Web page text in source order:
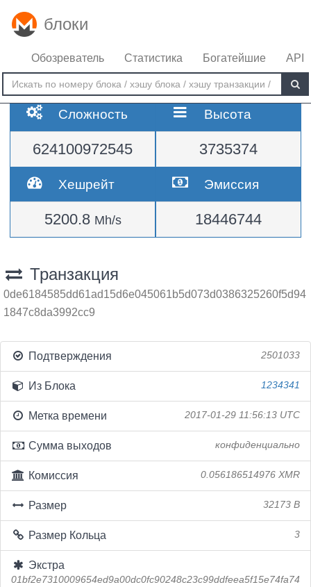
блоки
Обозреватель Статистика Богатейшие API
Сложность
624100972545
Высота
3735374
Хешрейт
5200.8 Mh/s
Эмиссия
18446744
Транзакция
0de6184585dd61ad15d6e045061b5d073d0386325260f5d94
1847c8da3992cc9
Подтверждения 2501033
Из Блока 1234341
Метка времени 2017-01-29 11:56:13 UTC
Сумма выходов конфиденциально
Комиссия 0.056186514976 XMR
Размер 32173 B
Размер Кольца 3
Экстра
01bf2e7310009654ed9a00dc0fc90248c23c99ddfeea5f15e74fa74